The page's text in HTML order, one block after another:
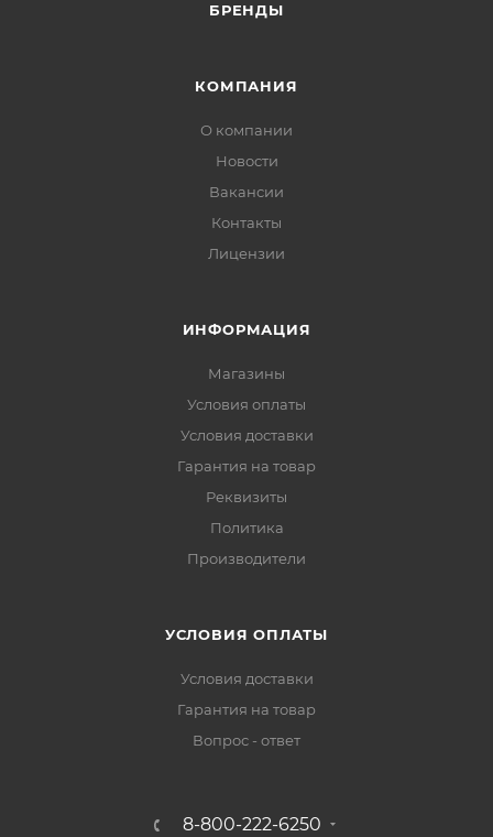
БРЕНДЫ
КОМПАНИЯ
О компании
Новости
Вакансии
Контакты
Лицензии
ИНФОРМАЦИЯ
Магазины
Условия оплаты
Условия доставки
Гарантия на товар
Реквизиты
Политика
Производители
УСЛОВИЯ ОПЛАТЫ
Условия доставки
Гарантия на товар
Вопрос - ответ
8-800-222-6250